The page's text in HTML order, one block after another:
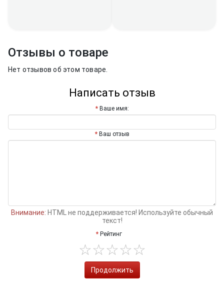
Отзывы о товаре
Нет отзывов об этом товаре.
Написать отзыв
Ваше имя:
Ваш отзыв
Внимание: HTML не поддерживается! Используйте обычный
текст!
Рейтинг
Продолжить